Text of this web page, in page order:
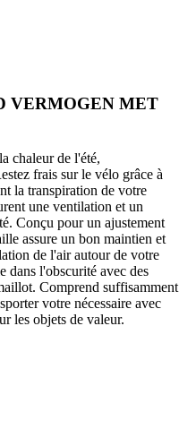
VERMOGEN MET
chaleur de l'été,
frais sur le vélo grâce à
la transpiration de votre
une ventilation et un
Conçu pour un ajustement
assure un bon maintien et
de l'air autour de votre
dans l'obscurité avec des
Comprend suffisamment
votre nécessaire avec
les objets de valeur.